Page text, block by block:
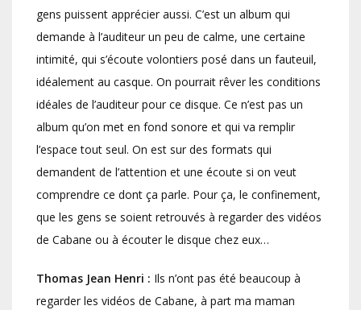
gens puissent apprécier aussi. C’est un album qui
demande à l’auditeur un peu de calme, une certaine
intimité, qui s’écoute volontiers posé dans un fauteuil,
idéalement au casque. On pourrait rêver les conditions
idéales de l’auditeur pour ce disque. Ce n’est pas un
album qu’on met en fond sonore et qui va remplir
l’espace tout seul. On est sur des formats qui
demandent de l’attention et une écoute si on veut
comprendre ce dont ça parle. Pour ça, le confinement,
que les gens se soient retrouvés à regarder des vidéos
de Cabane ou à écouter le disque chez eux…
Thomas Jean Henri : Ils n’ont pas été beaucoup à
regarder les vidéos de Cabane, à part ma maman